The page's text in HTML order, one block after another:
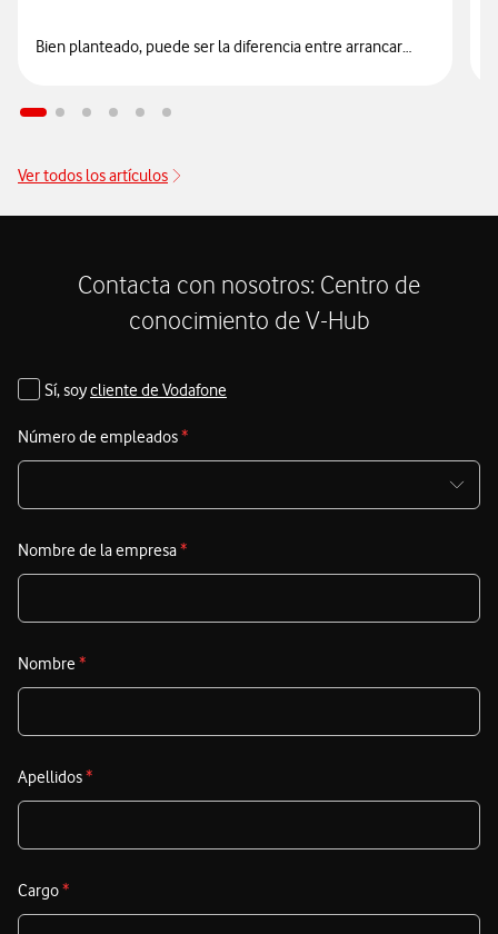
Bien planteado, puede ser la diferencia entre arrancar
Ver todos los artículos
Contacta con nosotros: Centro de
conocimiento de V-Hub
Sí, soycliente de Vodafone
Número de empleados*
Nombre de la empresa*
Nombre *
Apellidos*
Cargo*